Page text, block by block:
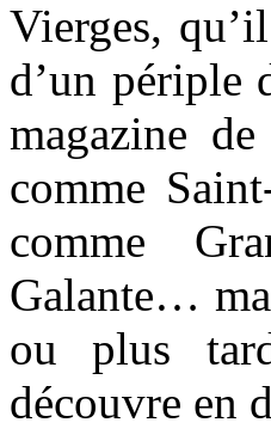
Vierges,
d’un périple
magazine
comme
comme
Galante…
ou plus
découvre en